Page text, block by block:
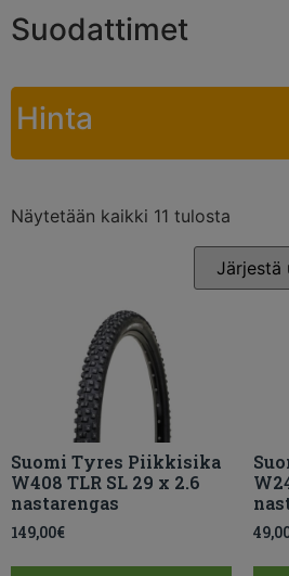
Suodattimet
Hinta
Näytetään kaikki 11 tulosta
Suomi Tyres Piikkisika
W408 TLR SL 29 x 2.6
nastarengas
149,00€